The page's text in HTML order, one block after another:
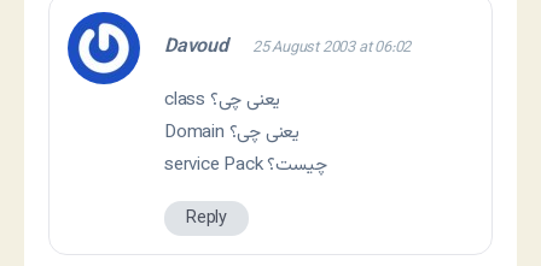
Davoud 25 August 2003 at 06:02
class یعنی چی؟
Domain یعنی چی؟
service Pack چیست؟
Reply